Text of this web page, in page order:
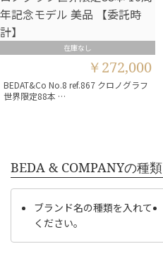
在庫なし
￥272,000
BEDAT&Co No.8 ref.867 クロノグラフ
世界限定88本 …
BEDA & COMPANYの種類
ブランド名の種類を入れて
ください。